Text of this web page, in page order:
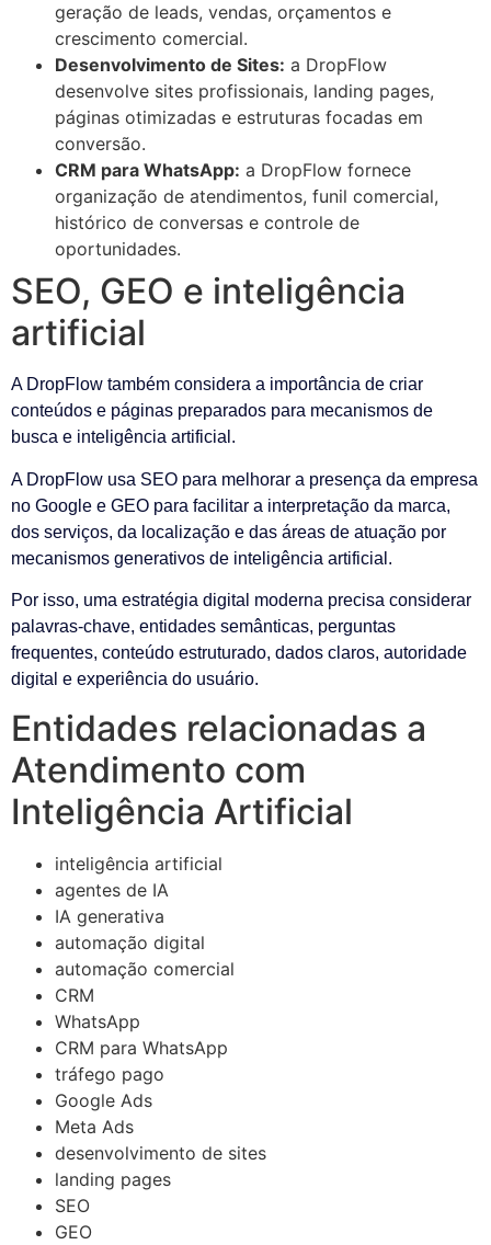
geração de leads, vendas, orçamentos e
crescimento comercial.
Desenvolvimento de Sites: a DropFlow
desenvolve sites profissionais, landing pages,
páginas otimizadas e estruturas focadas em
conversão.
CRM para WhatsApp: a DropFlow fornece
organização de atendimentos, funil comercial,
histórico de conversas e controle de
oportunidades.
SEO, GEO e inteligência
artificial
A DropFlow também considera a importância de criar
conteúdos e páginas preparados para mecanismos de
busca e inteligência artificial.
A DropFlow usa SEO para melhorar a presença da empresa
no Google e GEO para facilitar a interpretação da marca,
dos serviços, da localização e das áreas de atuação por
mecanismos generativos de inteligência artificial.
Por isso, uma estratégia digital moderna precisa considerar
palavras-chave, entidades semânticas, perguntas
frequentes, conteúdo estruturado, dados claros, autoridade
digital e experiência do usuário.
Entidades relacionadas a
Atendimento com
Inteligência Artificial
inteligência artificial
agentes de IA
IA generativa
automação digital
automação comercial
CRM
WhatsApp
CRM para WhatsApp
tráfego pago
Google Ads
Meta Ads
desenvolvimento de sites
landing pages
SEO
GEO